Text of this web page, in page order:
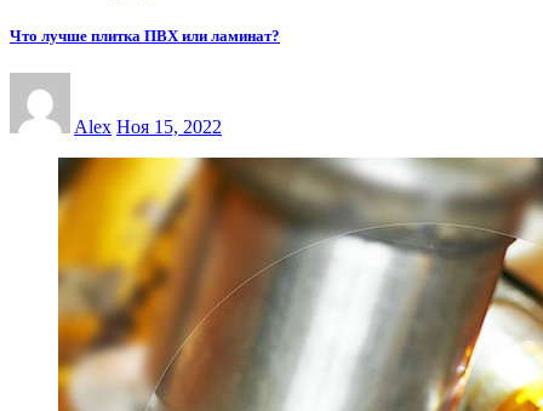
Что лучше плитка ПВХ или ламинат?
Alex Ноя 15, 2022